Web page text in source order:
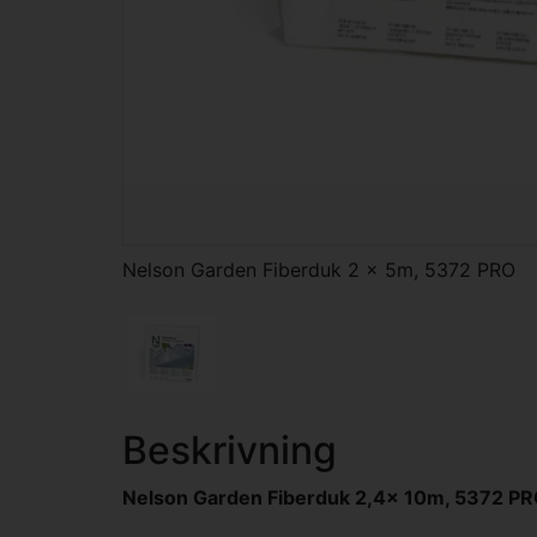
Nelson Garden Fiberduk 2 x 5m, 5372 PRO
Beskrivning
Nelson Garden Fiberduk 2,4x 10m, 5372